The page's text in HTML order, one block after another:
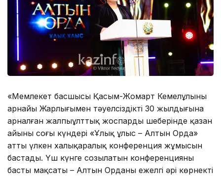
«Мемлекет басшысы Қасым-Жомарт Кемелұлының
арнайы Жарлығымен тәуелсіздіктің 30 жылдығына
арналған жалпыұлттық жоспардың шеңберінде қазан
айының соңғы күндері «Ұлық ұлыс – Алтын Орда»
атты үлкен халықаралық конференция жұмысын
бастады. Үш күнге созылатын конференцияның
басты мақсаты – Алтын Орданың ежелгі әрі көрнекті